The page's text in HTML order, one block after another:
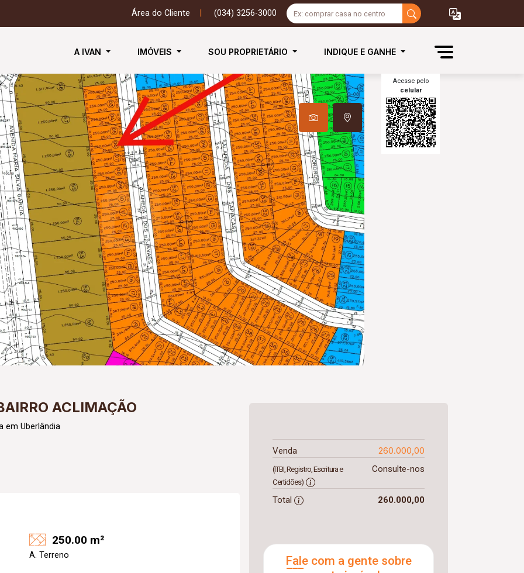
Área do Cliente (034) 3256-3000
A IVAN IMÓVEIS SOU PROPRIETÁRIO INDIQUE E GANHE
Acesse pelo
celular
ACLIMAÇÃO
em Uberlândia
250.00 m²
A. Terreno
Venda 260.000,00
(ITBI, Registro, Escritura e
Certidões)
Consulte-nos
Total 260.000,00
Fale com a gente sobre